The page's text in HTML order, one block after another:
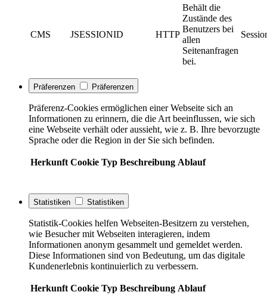
CMS JSESSIONID HTTP
Behält die
Zustände des
Benutzers bei
allen
Seitenanfragen
bei.
Präferenzen Präferenzen
Präferenz-Cookies ermöglichen einer Webseite sich an
Informationen zu erinnern, die die Art beeinflussen, wie sich
eine Webseite verhält oder aussieht, wie z. B. Ihre bevorzugte
Sprache oder die Region in der Sie sich befinden.
Herkunft Cookie Typ Beschreibung Ablauf
Statistiken Statistiken
Statistik-Cookies helfen Webseiten-Besitzern zu verstehen,
wie Besucher mit Webseiten interagieren, indem
Informationen anonym gesammelt und gemeldet werden.
Diese Informationen sind von Bedeutung, um das digitale
Kundenerlebnis kontinuierlich zu verbessern.
Herkunft Cookie Typ Beschreibung Ablauf